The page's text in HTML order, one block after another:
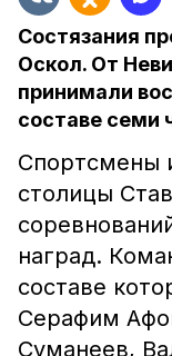
Состязания
Оскол. От
принимали
составе семи
Спортсмены
столицы
наград.
составе
Серафим
Суманеев,